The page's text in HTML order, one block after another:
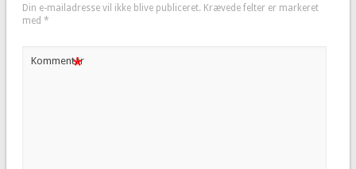
Din e-mailadresse vil ikke blive publiceret. Krævede felter er markeret
med *
Kommentar
*